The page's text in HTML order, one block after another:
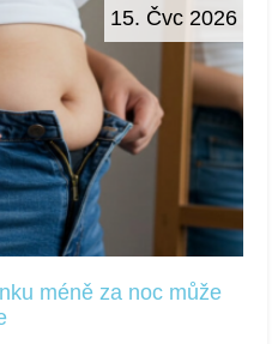
15. Čvc 2026
méně za noc může